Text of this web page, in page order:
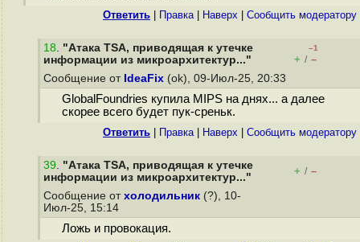
Ответить Правка| Наверх Cообщить модератору
18. "Атака TSA, приводящая к утечке
информации из микроархитектур..."
–1
+ / –
Сообщение от IdeaFix (ok), 09-Июл-25, 20:33
GlobalFoundries купила MIPS на днях... а далее
скорее всего будет пук-среньк.
Ответить Правка| Наверх Cообщить модератору
39. "Атака TSA, приводящая к утечке
информации из микроархитектур..."
+ / –
Сообщение от холодильник (?), 10-
Июл-25, 15:14
Ложь и провокация.